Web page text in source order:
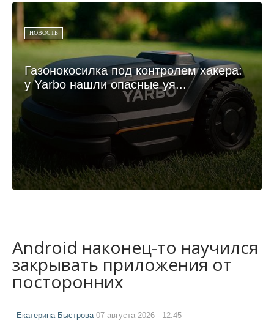
НОВОСТЬ
Газонокосилка под контролем хакера:
у Yarbo нашли опасные уя...
Android наконец-то научился
закрывать приложения от
посторонних
Екатерина Быстрова07 августа 2026 - 12:45